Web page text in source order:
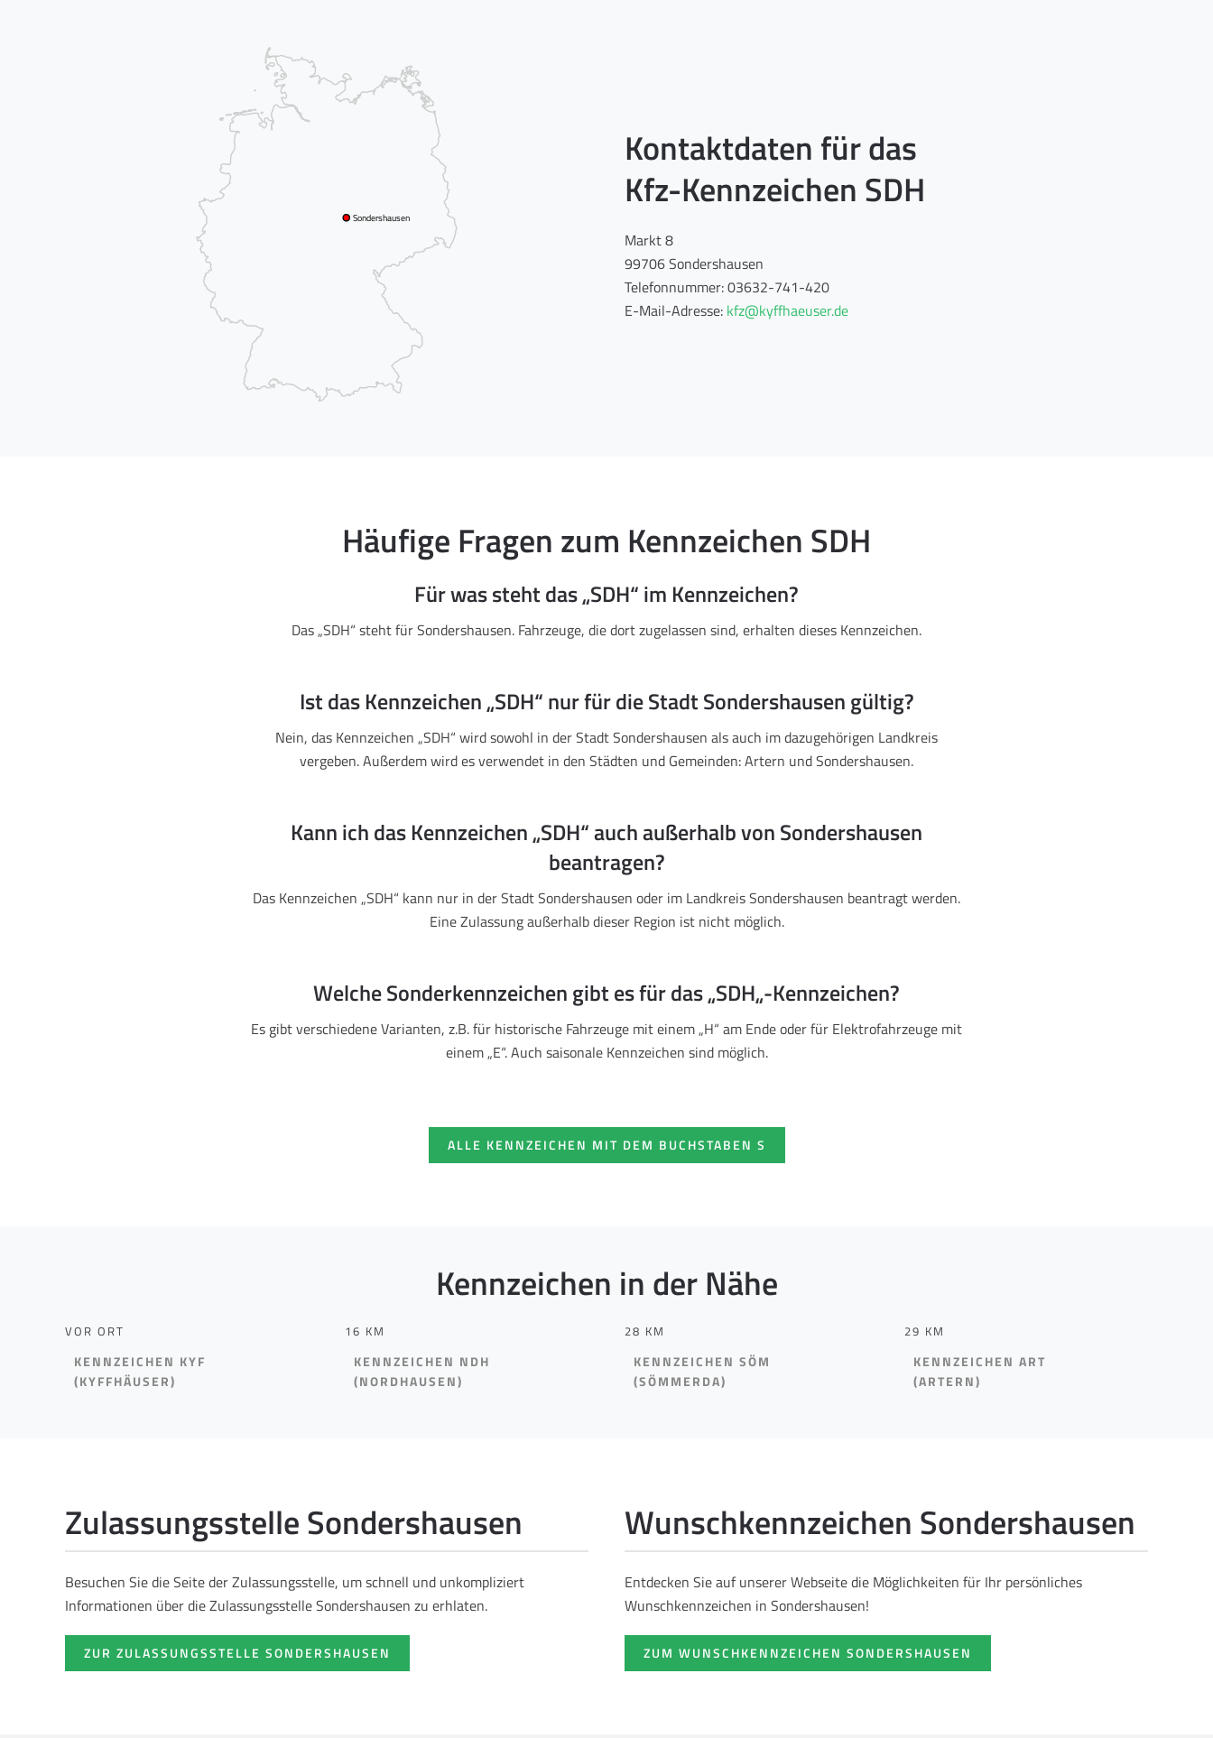
Sondershausen
Kontaktdaten für das
Kfz-Kennzeichen SDH
Markt 8
99706 Sondershausen
Telefonnummer: 03632-741-420
E-Mail-Adresse: kfz@kyffhaeuser.de
Häufige Fragen zum Kennzeichen SDH
Für was steht das „SDH“ im Kennzeichen?
Das „SDH“ steht für Sondershausen. Fahrzeuge, die dort zugelassen sind, erhalten dieses Kennzeichen.
Ist das Kennzeichen „SDH“ nur für die Stadt Sondershausen gültig?
Nein, das Kennzeichen „SDH“ wird sowohl in der Stadt Sondershausen als auch im dazugehörigen Landkreis
vergeben. Außerdem wird es verwendet in den Städten und Gemeinden: Artern und Sondershausen.
Kann ich das Kennzeichen „SDH“ auch außerhalb von Sondershausen
beantragen?
Das Kennzeichen „SDH“ kann nur in der Stadt Sondershausen oder im Landkreis Sondershausen beantragt werden.
Eine Zulassung außerhalb dieser Region ist nicht möglich.
Welche Sonderkennzeichen gibt es für das „SDH„-Kennzeichen?
Es gibt verschiedene Varianten, z.B. für historische Fahrzeuge mit einem „H“ am Ende oder für Elektrofahrzeuge mit
einem „E“. Auch saisonale Kennzeichen sind möglich.
ALLE KENNZEICHEN MIT DEM BUCHSTABEN S
Kennzeichen in der Nähe
VOR ORT
KENNZEICHEN KYF
(KYFFHÄUSER)
16 KM
KENNZEICHEN NDH
(NORDHAUSEN)
28 KM
KENNZEICHEN SÖM
(SÖMMERDA)
29 KM
KENNZEICHEN ART
(ARTERN)
Zulassungsstelle Sondershausen
Besuchen Sie die Seite der Zulassungsstelle, um schnell und unkompliziert
Informationen über die Zulassungsstelle Sondershausen zu erhlaten.
ZUR ZULASSUNGSSTELLE SONDERSHAUSEN
Wunschkennzeichen Sondershausen
Entdecken Sie auf unserer Webseite die Möglichkeiten für Ihr persönliches
Wunschkennzeichen in Sondershausen!
ZUM WUNSCHKENNZEICHEN SONDERSHAUSEN